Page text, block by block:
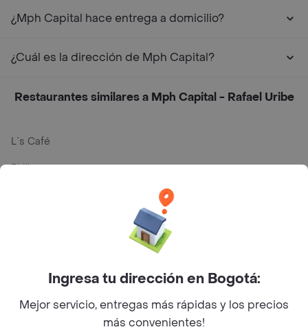
¿Mph Capital hace entrega a domicilio?
¿Cuál es la dirección de Mph Capital?
Restaurantes similares a Mph Capital - Rafael Uribe
L´s Café
Philippe
Myriam Camhi Co
Magnifique
Empanaditas de Pipian - Empanadas
Ingresa tu dirección en Bogotá:
Mejor servicio, entregas más rápidas y los precios
más convenientes!